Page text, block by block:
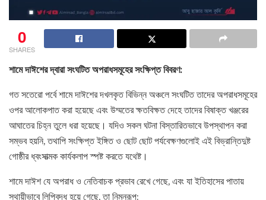
0
SHARES
শামে দাঈশের দ্বারা সংঘটিত অপরাধসমূহের সংক্ষিপ্ত বিবরণ:
গত সতেরো পর্বে শামে দাঈশের দখলকৃত বিভিন্ন অঞ্চলে সংঘটিত তাদের অপরাধসমূহের
ওপর আলোকপাত করা হয়েছে এবং উম্মতের ক্ষতবিক্ষত দেহে তাদের বিষাক্ত খঞ্জরের
আঘাতের চিহ্ন তুলে ধরা হয়েছে। যদিও সকল ঘটনা বিস্তারিতভাবে উপস্থাপন করা
সম্ভব হয়নি, তথাপি সংক্ষিপ্ত ইঙ্গিত ও ছোট ছোট পর্যবেক্ষণগুলোই এই বিভ্রান্তিদুষ্ট
গোষ্ঠীর ধ্বংসাত্মক কার্যকলাপ স্পষ্ট করতে যথেষ্ট।
শামে দাঈশ যে অপরাধ ও নেতিবাচক প্রভাব রেখে গেছে, এবং যা ইতিহাসের পাতায়
স্থায়ীভাবে লিপিবদ্ধ হয়ে গেছে, তা নিম্নরূপ: